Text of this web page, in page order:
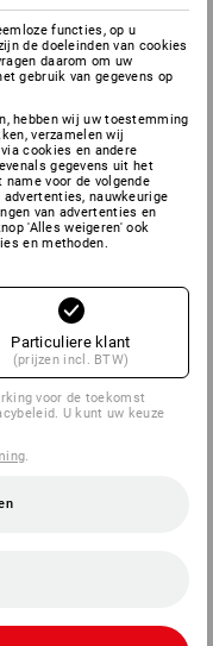
functies, op u
de doeleinden van cookies
daarom om uw
gebruik van gegevens op
hebben wij uw toestemming
verzamelen wij
cookies en andere
gegevens uit het
voor de volgende
nauwkeurige
van advertenties en
'Alles weigeren' ook
en methoden.
Particuliere klant
(prijzen incl. BTW)
voor de toekomst
U kunt uw keuze
.